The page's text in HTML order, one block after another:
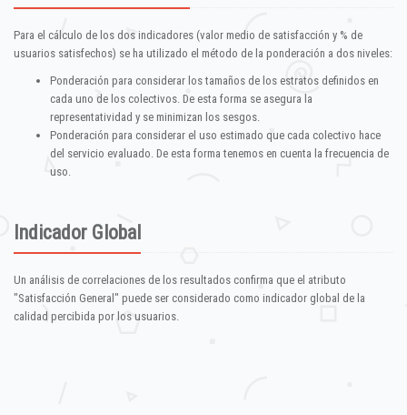
Para el cálculo de los dos indicadores (valor medio de satisfacción y % de
usuarios satisfechos) se ha utilizado el método de la ponderación a dos niveles:
Ponderación para considerar los tamaños de los estratos definidos en
cada uno de los colectivos. De esta forma se asegura la
representatividad y se minimizan los sesgos.
Ponderación para considerar el uso estimado que cada colectivo hace
del servicio evaluado. De esta forma tenemos en cuenta la frecuencia de
uso.
Indicador Global
Un análisis de correlaciones de los resultados confirma que el atributo
"Satisfacción General" puede ser considerado como indicador global de la
calidad percibida por los usuarios.